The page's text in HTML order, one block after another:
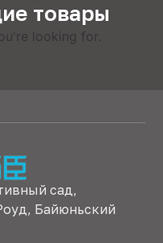
товары
looking for .
сад,
Байюньский